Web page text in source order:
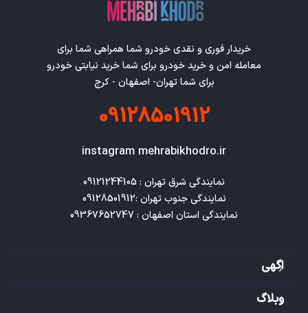
خریدار فوری و نقدی خودرو شما همراهی شما برای
معامله امن و خرید خودرو برای شما خرید نیابتی خودرو
برای شما تهران- اصفهان - کرج
09128501912
instagram mehrabikhodro.ir
نمایندگی استان اصفهان : 09367652747
اگهی
وبلاگ